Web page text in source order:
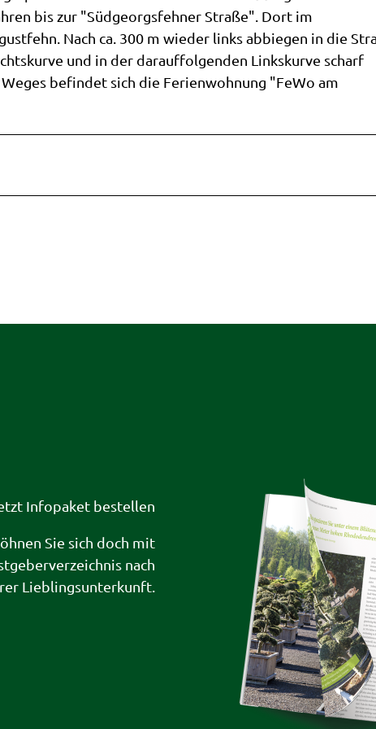
bis zur "Südgeorgsfehner Straße". Dort im
Nach ca. 300 m wieder links abbiegen in die
und in der darauffolgenden Linkskurve scharf
befindet sich die Ferienwohnung "FeWo am
Infopaket bestellen
Sie sich doch mit
nach
Lieblingsunterkunft.